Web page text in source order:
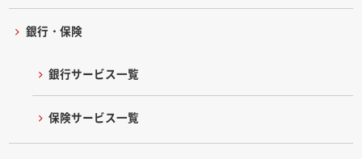
銀行・保険
銀行サービス一覧
保険サービス一覧